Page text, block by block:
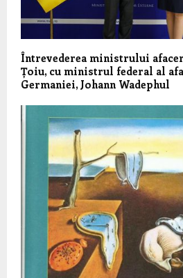
Întrevederea ministrului
Țoiu, cu ministrul federal al
Germaniei, Johann Wadephul